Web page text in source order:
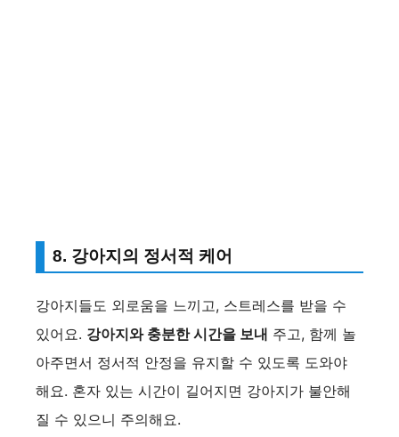
8. 강아지의 정서적 케어
강아지들도 외로움을 느끼고, 스트레스를 받을 수
있어요. 강아지와 충분한 시간을 보내 주고, 함께 놀
아주면서 정서적 안정을 유지할 수 있도록 도와야
해요. 혼자 있는 시간이 길어지면 강아지가 불안해
질 수 있으니 주의해요.